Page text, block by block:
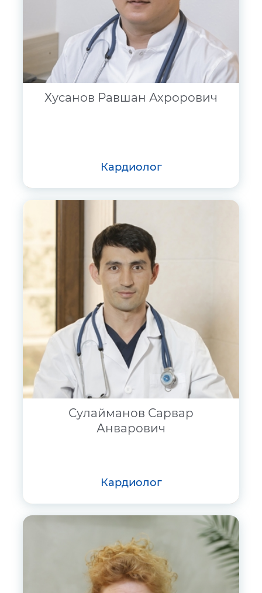
Хусанов Равшан Ахрорович
кардиолог
Сулайманов Сарвар
Анварович
кардиолог